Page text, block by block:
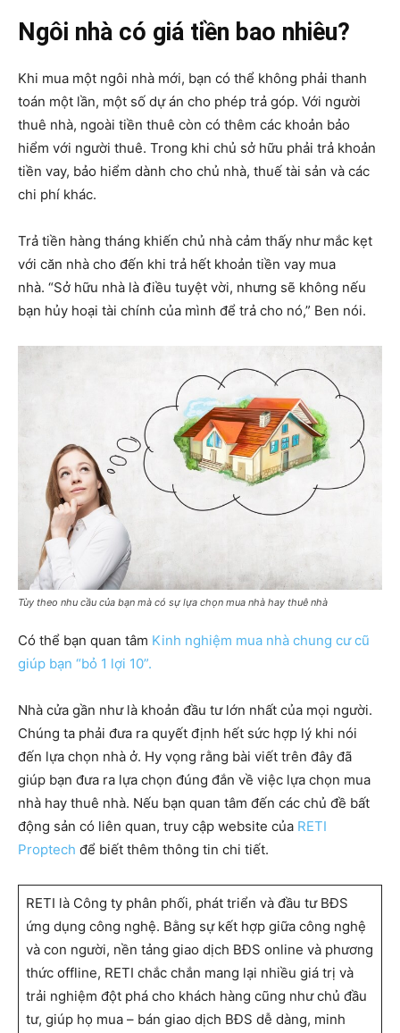
Ngôi nhà có giá tiền bao nhiêu?
Khi mua một ngôi nhà mới, bạn có thể không phải thanh
toán một lần, một số dự án cho phép trả góp. Với người
thuê nhà, ngoài tiền thuê còn có thêm các khoản bảo
hiểm với người thuê. Trong khi chủ sở hữu phải trả khoản
tiền vay, bảo hiểm dành cho chủ nhà, thuế tài sản và các
chi phí khác.
Trả tiền hàng tháng khiến chủ nhà cảm thấy như mắc kẹt
với căn nhà cho đến khi trả hết khoản tiền vay mua
nhà. “Sở hữu nhà là điều tuyệt vời, nhưng sẽ không nếu
bạn hủy hoại tài chính của mình để trả cho nó,” Ben nói.
Tùy theo nhu cầu của bạn mà có sự lựa chọn mua nhà hay thuê nhà
Có thể bạn quan tâm Kinh nghiệm mua nhà chung cư cũ
giúp bạn “bỏ 1 lợi 10”.
Nhà cửa gần như là khoản đầu tư lớn nhất của mọi người.
Chúng ta phải đưa ra quyết định hết sức hợp lý khi nói
đến lựa chọn nhà ở. Hy vọng rằng bài viết trên đây đã
giúp bạn đưa ra lựa chọn đúng đắn về việc lựa chọn mua
nhà hay thuê nhà. Nếu bạn quan tâm đến các chủ đề bất
động sản có liên quan, truy cập website của RETI
Proptech để biết thêm thông tin chi tiết.
RETI là Công ty phân phối, phát triển và đầu tư BĐS
ứng dụng công nghệ. Bằng sự kết hợp giữa công nghệ
và con người, nền tảng giao dịch BĐS online và phương
thức offline, RETI chắc chắn mang lại nhiều giá trị và
trải nghiệm đột phá cho khách hàng cũng như chủ đầu
tư, giúp họ mua – bán giao dịch BĐS dễ dàng, minh